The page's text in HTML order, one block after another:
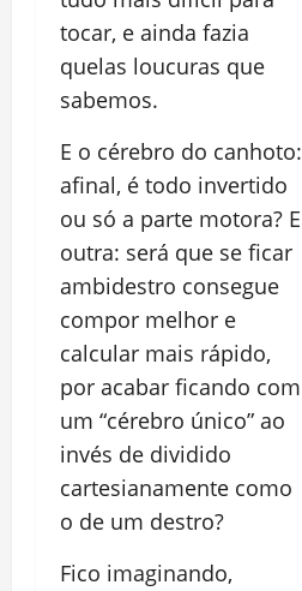
tocar, e ainda fazia
quelas loucuras que
sabemos.
E o cérebro do canhoto:
afinal, é todo invertido
ou só a parte motora? E
outra: será que se ficar
ambidestro consegue
compor melhor e
calcular mais rápido,
por acabar ficando com
um “cérebro único” ao
invés de dividido
cartesianamente como
o de um destro?
Fico imaginando,